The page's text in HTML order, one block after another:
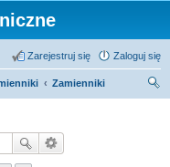
Zaloguj się
Zarejestruj się
Zamienniki